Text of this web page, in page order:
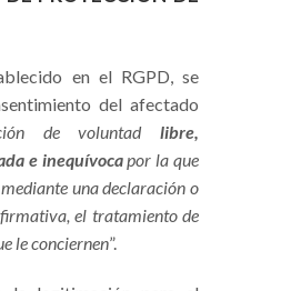
en el RGPD, se
del afectado
de voluntad libre,
e inequívocapor la que
una declaración o
el tratamiento de
le conciernen”.